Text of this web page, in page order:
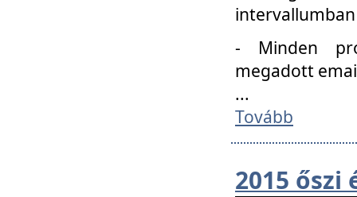
- Minden
megadott
...
Tovább
2015